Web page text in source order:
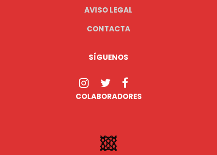
AVISO LEGAL
CONTACTA
SÍGUENOS
COLABORADORES